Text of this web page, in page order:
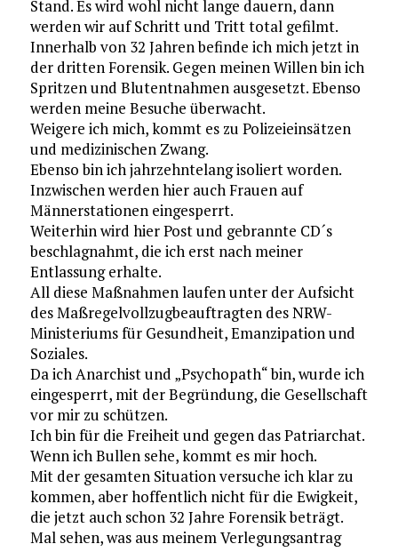
Stand. Es wird wohl nicht lange dauern, dann
werden wir auf Schritt und Tritt total gefilmt.
Innerhalb von 32 Jahren befinde ich mich jetzt in
der dritten Forensik. Gegen meinen Willen bin ich
Spritzen und Blutentnahmen ausgesetzt. Ebenso
werden meine Besuche überwacht.
Weigere ich mich, kommt es zu Polizeieinsätzen
und medizinischen Zwang.
Ebenso bin ich jahrzehntelang isoliert worden.
Inzwischen werden hier auch Frauen auf
Männerstationen eingesperrt.
Weiterhin wird hier Post und gebrannte CD´s
beschlagnahmt, die ich erst nach meiner
Entlassung erhalte.
All diese Maßnahmen laufen unter der Aufsicht
des Maßregelvollzugbeauftragten des NRW-
Ministeriums für Gesundheit, Emanzipation und
Soziales.
Da ich Anarchist und „Psychopath“ bin, wurde ich
eingesperrt, mit der Begründung, die Gesellschaft
vor mir zu schützen.
Ich bin für die Freiheit und gegen das Patriarchat.
Wenn ich Bullen sehe, kommt es mir hoch.
Mit der gesamten Situation versuche ich klar zu
kommen, aber hoffentlich nicht für die Ewigkeit,
die jetzt auch schon 32 Jahre Forensik beträgt.
Mal sehen, was aus meinem Verlegungsantrag